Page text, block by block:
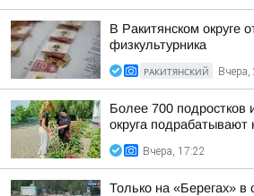
В Ракитянском округе
физкультурника
РАКИТЯНСКИЙ
Более 700 подростков
округа подрабатывают
Вчера, 17:22
Только на «Берегах» в